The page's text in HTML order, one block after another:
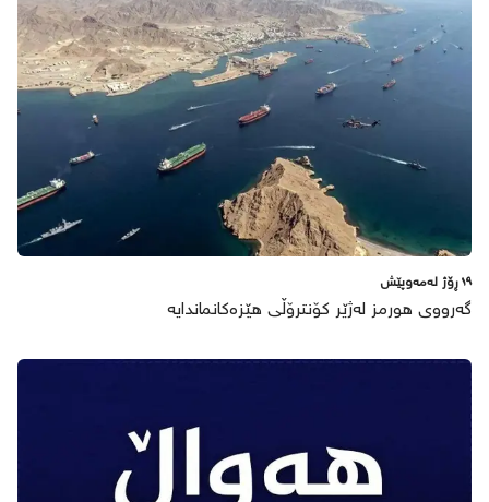
١٩ ڕۆژ لەمەوپێش
گەرووی هورمز لەژێر کۆنترۆڵی هێزەکانماندایە